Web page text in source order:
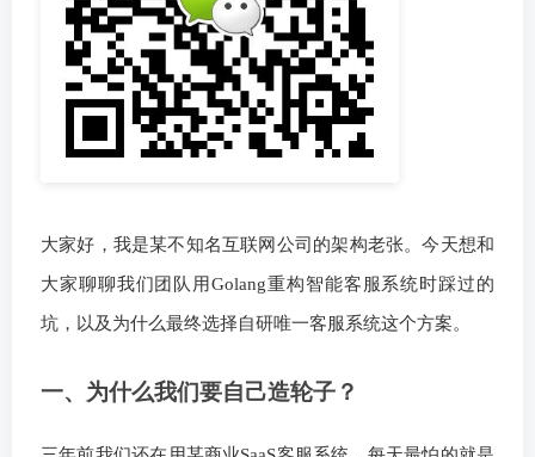
大家好，我是某不知名互联网公司的架构老张。今天想和
大家聊聊我们团队用Golang重构智能客服系统时踩过的
坑，以及为什么最终选择自研唯一客服系统这个方案。
一、为什么我们要自己造轮子？